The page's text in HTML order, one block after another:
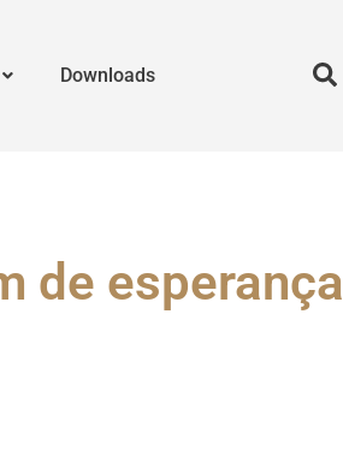
Downloads
de esperança